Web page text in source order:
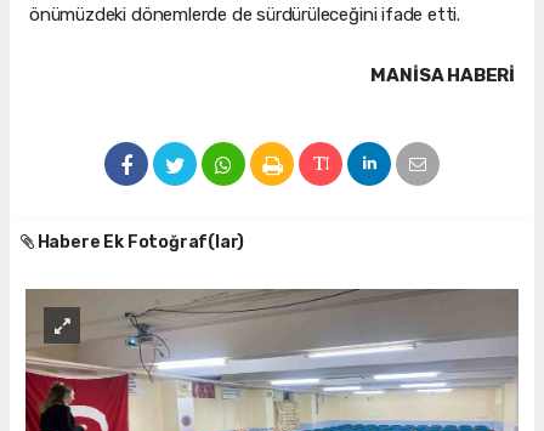
önümüzdeki dönemlerde de sürdürüleceğini ifade etti.
MANISA HABERİ
Habere Ek Fotoğraf(lar)